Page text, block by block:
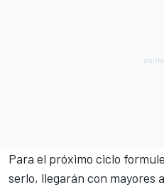
Para el próximo ciclo
serlo, llegarán con mayores